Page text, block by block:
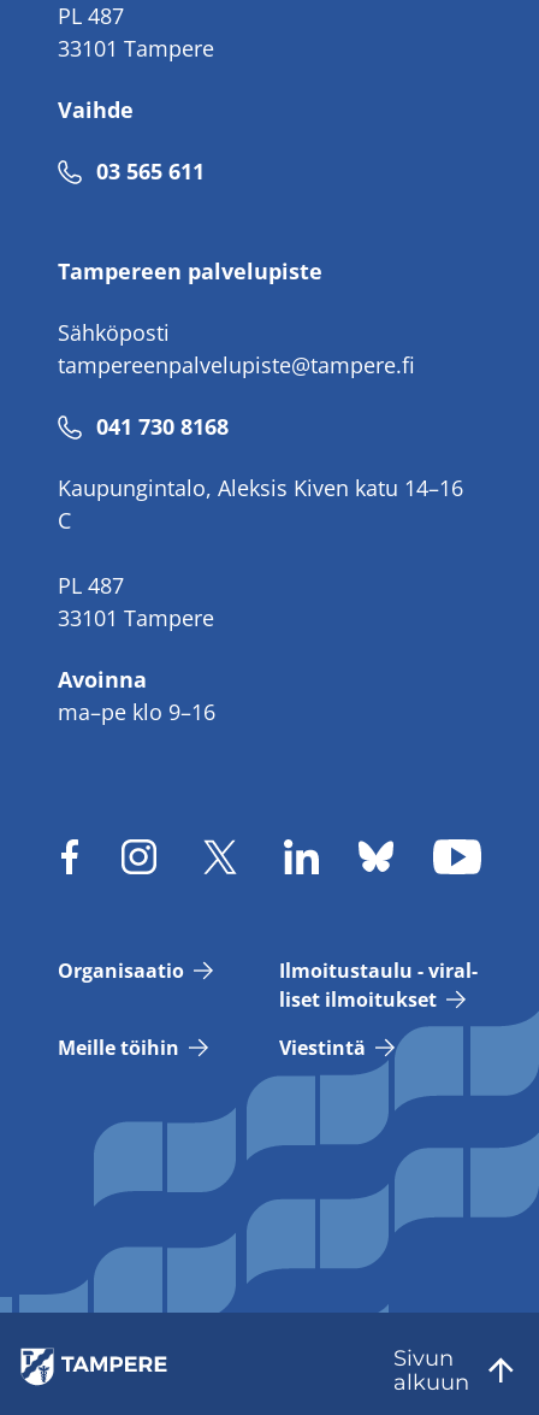
PL 487
33101 Tampere
Vaihde
Puhelinnumero
03 565 611
Tampereen palvelupiste
Sähköposti
tampereenpalvelupiste@tampere.fi
Puhelinnumero
041 730 8168
Kaupungintalo, Aleksis Kiven katu 14–16
C
PL 487
33101 Tampere
Avoinna
ma–pe klo 9–16
Or­ga­ni­saa­tio
Il­moi­tus­tau­lu - vi­ral­
li­set il­moi­tuk­set
Meil­le töi­hin
Vies­tin­tä
Sivun
al­kuun